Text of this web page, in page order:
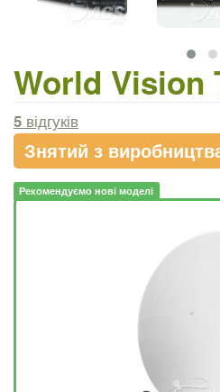
World Vision
5 відгуків
Знятий з
Рекомендуємо нові моделі